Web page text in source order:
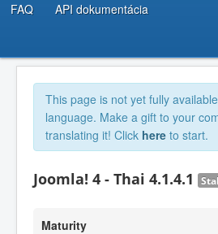
FAQ API dokumentácia
This page is not yet fully
language. Make a gift to your
translating it! Click here to start.
Joomla! 4 - Thai 4.1.4.1
Maturity